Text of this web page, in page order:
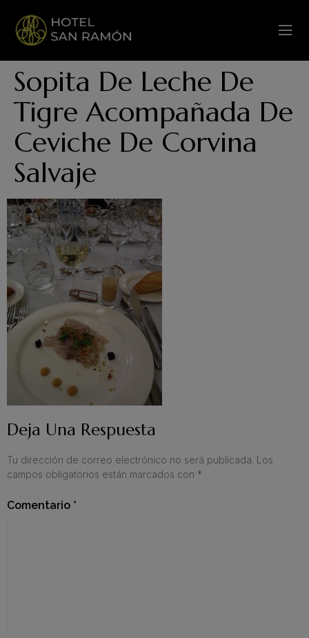
Sopita De Leche De
Tigre Acompañada De
Ceviche De Corvina
Salvaje
Deja Una Respuesta
Tu dirección de correo electrónico no será publicada. Los
campos obligatorios están marcados con *
Comentario *